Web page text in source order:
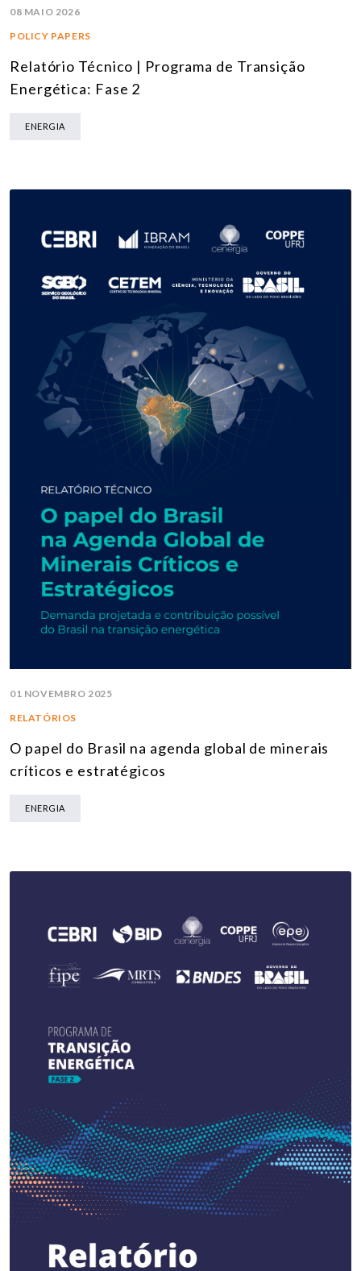
08 MAIO 2026
POLICY PAPERS
Relatório Técnico | Programa de Transição
Energética: Fase 2
ENERGIA
01 NOVEMBRO 2025
RELATÓRIOS
O papel do Brasil na agenda global de minerais
críticos e estratégicos
ENERGIA